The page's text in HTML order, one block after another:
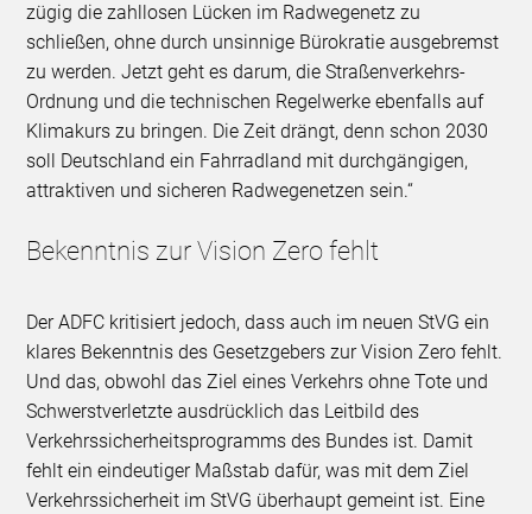
zügig die zahllosen Lücken im Radwegenetz zu
schließen, ohne durch unsinnige Bürokratie ausgebremst
zu werden. Jetzt geht es darum, die Straßenverkehrs-
Ordnung und die technischen Regelwerke ebenfalls auf
Klimakurs zu bringen. Die Zeit drängt, denn schon 2030
soll Deutschland ein Fahrradland mit durchgängigen,
attraktiven und sicheren Radwegenetzen sein.“
Bekenntnis zur Vision Zero fehlt
Der ADFC kritisiert jedoch, dass auch im neuen StVG ein
klares Bekenntnis des Gesetzgebers zur Vision Zero fehlt.
Und das, obwohl das Ziel eines Verkehrs ohne Tote und
Schwerstverletzte ausdrücklich das Leitbild des
Verkehrssicherheitsprogramms des Bundes ist. Damit
fehlt ein eindeutiger Maßstab dafür, was mit dem Ziel
Verkehrssicherheit im StVG überhaupt gemeint ist. Eine